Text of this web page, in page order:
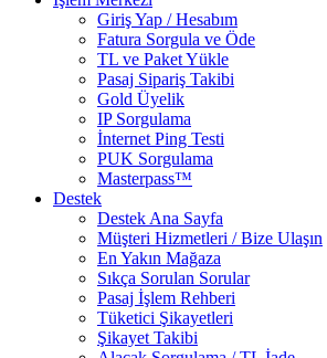
Giriş Yap / Hesabım
Fatura Sorgula ve Öde
TL ve Paket Yükle
Pasaj Sipariş Takibi
Gold Üyelik
IP Sorgulama
İnternet Ping Testi
PUK Sorgulama
Masterpass™
Destek
Destek Ana Sayfa
Müşteri Hizmetleri / Bize Ulaşın
En Yakın Mağaza
Sıkça Sorulan Sorular
Pasaj İşlem Rehberi
Tüketici Şikayetleri
Şikayet Takibi